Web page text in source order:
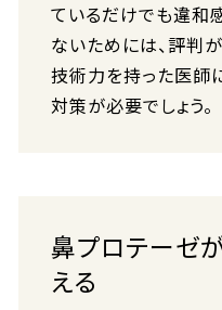
ているだけでも違和
ないためには、評判
技術力を持った医師
対策が必要でしょう。
鼻プロテーゼ
える